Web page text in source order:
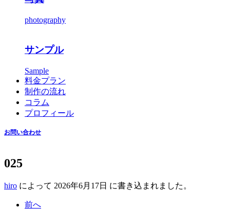
photography
サンプル
Sample
料金プラン
制作の流れ
コラム
プロフィール
お問い合わせ
025
hiro によって 2026年6月17日 に書き込まれました。
前へ